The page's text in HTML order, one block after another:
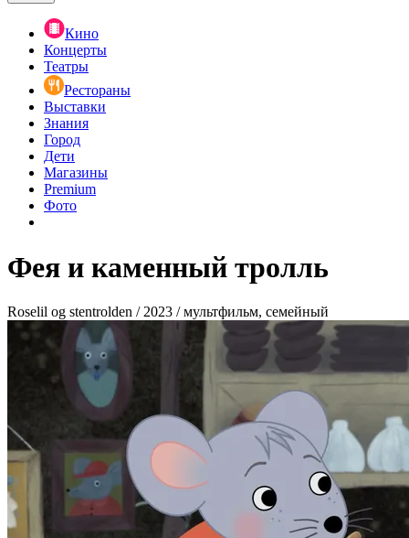
Кино
Концерты
Театры
Рестораны
Выставки
Знания
Город
Дети
Магазины
Premium
Фото
Фея и каменный тролль
Roselil og stentrolden / 2023 / мультфильм, семейный